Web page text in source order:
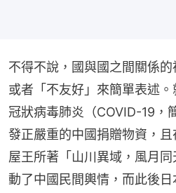
不得不說，國與國之間關係的
或者「不友好」來簡單表述
冠狀病毒肺炎（COVID-19，
發正嚴重的中國捐贈物資，
屋王所著「山川異域，風月
動了中國民間輿情，而此後